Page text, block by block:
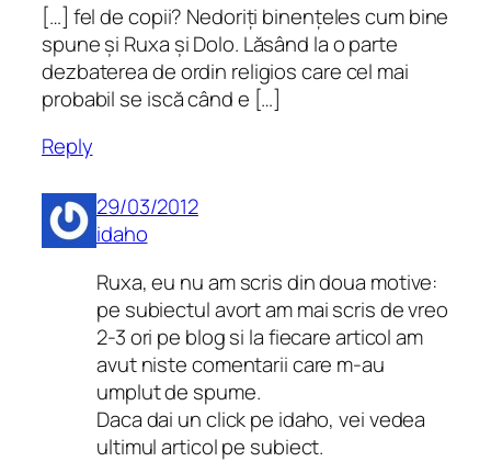
[…] fel de copii? Nedoriți binențeles cum bine
spune și Ruxa și Dolo. Lăsând la o parte
dezbaterea de ordin religios care cel mai
probabil se iscă când e […]
Reply
29/03/2012
idaho
Ruxa, eu nu am scris din doua motive:
pe subiectul avort am mai scris de vreo
2-3 ori pe blog si la fiecare articol am
avut niste comentarii care m-au
umplut de spume.
Daca dai un click pe idaho, vei vedea
ultimul articol pe subiect.